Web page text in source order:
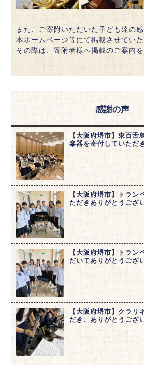
また、ご寄附いただいた子ども達の
本ホームページ等にて掲載させてい
その際は、寄附者様へ掲載のご案内を
感謝の声
【大阪府堺市】東百舌
楽器を寄付していただ
【大阪府堺市】トラン
ただきありがとうござ
【大阪府堺市】トラン
だいてありがとうござ
【大阪府堺市】クラリ
だき、ありがとうござ